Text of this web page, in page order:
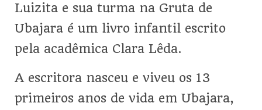
Luizita e sua turma na Gruta de
Ubajara é um livro infantil escrito
pela acadêmica Clara Lêda.
A escritora nasceu e viveu os 13
primeiros anos de vida em Ubajara,